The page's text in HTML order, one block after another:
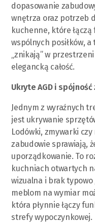
dopasowanie
wnętrza oraz potrzeb
kuchenne, które
wspólnych posiłków,
„znikają” w
elegancką całość.
Ukryte AGD i
Jednym z wyraźnych
jest ukrywanie
Lodówki, zmywarki
zabudowie sprawiają,
uporządkowanie. To
kuchniach otwartych
wizualna i brak
meblom na wymiar
która płynnie łączy
strefy wypoczynkowej.